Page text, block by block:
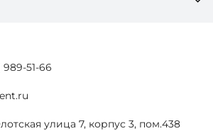
989-51-66
улица 7, корпус 3, пом.438